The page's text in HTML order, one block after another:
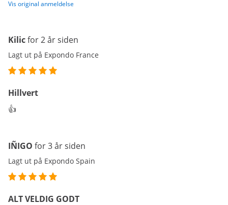
Vis original anmeldelse
Kilicfor 2 år siden
Lagt ut på Expondo France
Hillvert
👍
IÑIGO for 3 år siden
Lagt ut på Expondo Spain
ALT VELDIG GODT